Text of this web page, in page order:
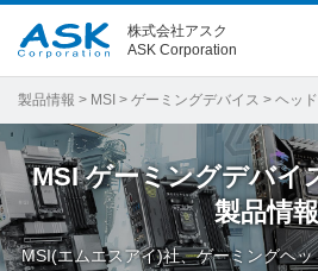
株式会社アスク
ASK Corporation
製品情報 > MSI > ゲーミングデバイス > ヘッ
MSI ゲーミングデバイ
製品情報
MSI(エムエスアイ)社、ゲーミングヘ